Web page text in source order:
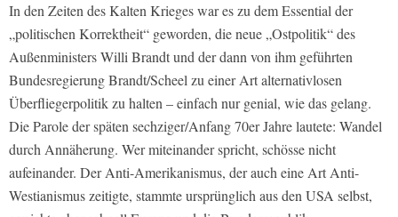
In den Zeiten des Kalten Krieges war es zu dem Essential der
„politischen Korrektheit“ geworden, die neue „Ostpolitik“ des
Außenministers Willi Brandt und der dann von ihm geführten
Bundesregierung Brandt/Scheel zu einer Art alternativlosen
Überfliegerpolitik zu halten – einfach nur genial, wie das gelang.
Die Parole der späten sechziger/Anfang 70er Jahre lautete: Wandel
durch Annäherung. Wer miteinander spricht, schösse nicht
aufeinander. Der Anti-Amerikanismus, der auch eine Art Anti-
Westianismus zeitigte, stammte ursprünglich aus den USA selbst,